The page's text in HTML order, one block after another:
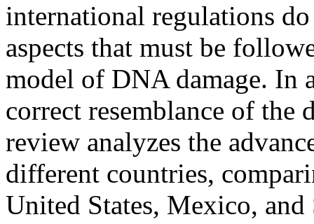
international regulations
aspects that must be
model of DNA damage. In
correct resemblance of the
review analyzes the
different countries,
United States, Mexico,